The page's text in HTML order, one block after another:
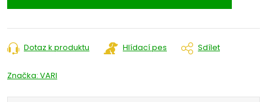
Dotaz k produktu Hlídací pes Sdílet
Značka: VARI